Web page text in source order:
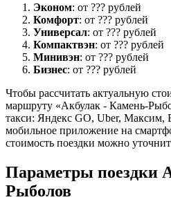
Эконом: от ??? рублей
Комфорт: от ??? рублей
Универсал: от ??? рублей
Компактвэн: от ??? рублей
Минивэн: от ??? рублей
Бизнес: от ??? рублей
Чтобы рассчитать актуальную
маршруту «Акбулак - Камень-
такси: Яндекс GO, Uber, Максим,
мобильное приложение на
стоимость поездки можно
Параметры поездки
Рыболов